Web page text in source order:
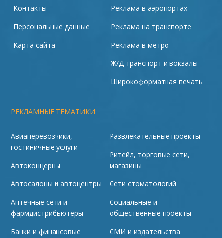
РЕКЛАМНЫЕ ТЕМАТИКИ
Контакты
Персональные данные
Карта сайта
Реклама в аэропортах
Реклама на транспорте
Реклама в метро
Ж/Д транспорт и вокзалы
Широкоформатная печать
Авиаперевозчики,
гостиничные услуги
Автоконцерны
Автосалоны и автоцентры
Аптечные сети и
фармдистрибьютеры
Банки и финансовые
Развлекательные проекты
Ритейл, торговые сети,
магазины
Сети стоматологий
Социальные и
общественные проекты
СМИ и издательства